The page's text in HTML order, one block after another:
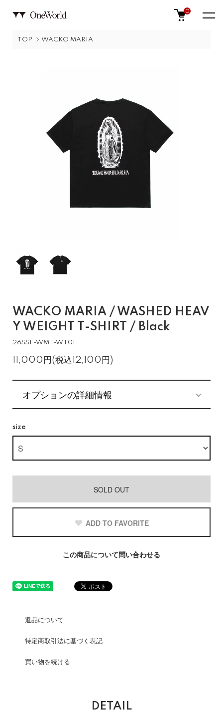
0
TOP WACKO MARIA
WACKO MARIA / WASHED HEAV
Y WEIGHT T-SHIRT / Black
26SSE-WMT-WT01
11,000円(税込12,100円)
オプションの詳細情報
size
SOLD OUT
ADD TO FAVORITE
この商品について問い合わせる
返品について
特定商取引法に基づく表記
買い物を続ける
DETAIL